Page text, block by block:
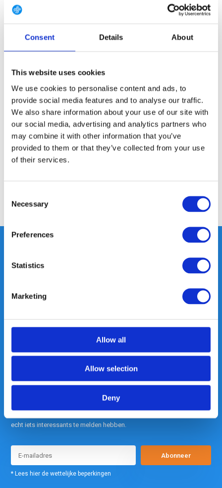
Consent Details About
This website uses cookies
We use cookies to personalise content and ads, to
provide social media features and to analyse our traffic.
We also share information about your use of our site with
our social media, advertising and analytics partners who
may combine it with other information that you’ve
provided to them or that they’ve collected from your use
of their services.
Selection
Necessary
Preferences
Statistics
Marketing
Allow all
Allow selection
Deny
hydrolyse en bestendigheid tegen lage temperaturen....Toon meer
GRATIS LEVERING VANAF € 100
24/7 ONLINE WINKELEN
Productomschrijving
Specificaties
Delen
Heeft u vragen, neem gerust
Out of the box met klanten meedenken
echt iets interessants te melden hebben.
Abonneer
* Lees hier de wettelijke beperkingen